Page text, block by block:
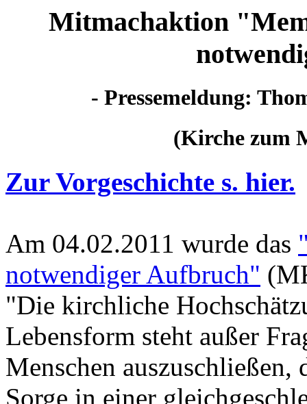
Mitmachaktion
- Pressemeldung:
(Kirche zum
Zur Vorgeschichte s. hier.
Am 04.02.2011 wurde das
notwendiger Aufbruch"
"Die kirchliche
Lebensform steht außer
Menschen
Sorge in einer